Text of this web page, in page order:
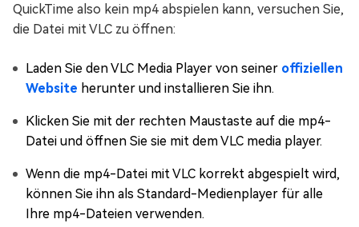
QuickTime also kein mp4 abspielen kann, versuchen Sie,
die Datei mit VLC zu öffnen:
Laden Sie den VLC Media Player von seiner offiziellen
Website herunter und installieren Sie ihn.
Klicken Sie mit der rechten Maustaste auf die mp4-
Datei und öffnen Sie sie mit dem VLC media player.
Wenn die mp4-Datei mit VLC korrekt abgespielt wird,
können Sie ihn als Standard-Medienplayer für alle
Ihre mp4-Dateien verwenden.